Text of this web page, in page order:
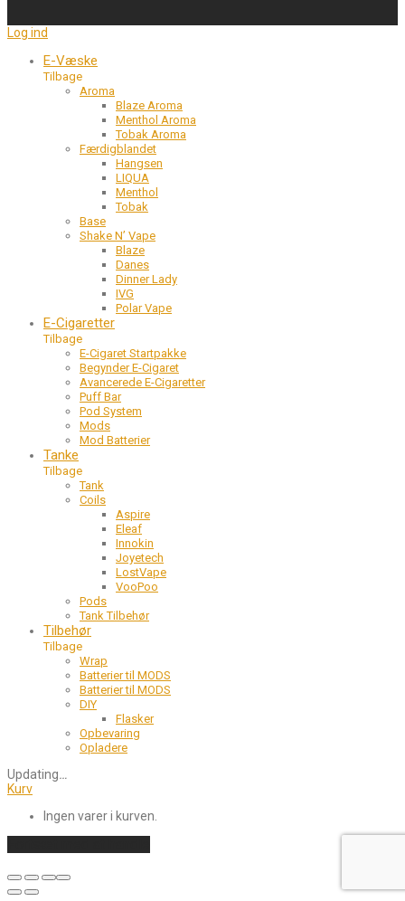
Log ind
E-Væske
Tilbage
Aroma
Blaze Aroma
Menthol Aroma
Tobak Aroma
Færdigblandet
Hangsen
LIQUA
Menthol
Tobak
Base
Shake N’ Vape
Blaze
Danes
Dinner Lady
IVG
Polar Vape
E-Cigaretter
Tilbage
E-Cigaret Startpakke
Begynder E-Cigaret
Avancerede E-Cigaretter
Puff Bar
Pod System
Mods
Mod Batterier
Tanke
Tilbage
Tank
Coils
Aspire
Eleaf
Innokin
Joyetech
LostVape
VooPoo
Pods
Tank Tilbehør
Tilbehør
Tilbage
Wrap
Batterier til MODS
Batterier til MODS
DIY
Flasker
Opbevaring
Opladere
Updating…
Kurv
Ingen varer i kurven.